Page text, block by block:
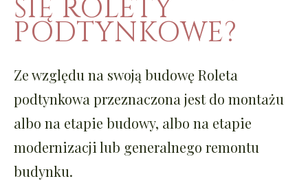
SIĘ ROLETY
PODTYNKOWE?
Ze względu na swoją budowęRoleta
podtynkowa przeznaczona jest do montażu
albo na etapie budowy, albo na etapie
modernizacji lub generalnego remontu
budynku.